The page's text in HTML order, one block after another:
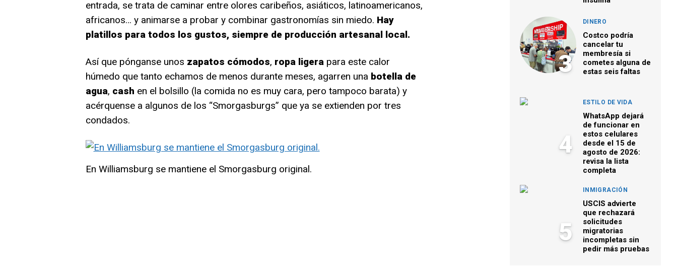
entrada, se trata de caminar entre olores caribeños, asiáticos, latinoamericanos,
africanos… y animarse a probar y combinar gastronomías sin miedo. Hay
platillos para todos los gustos, siempre de producción artesanal local.
Así que pónganse unos zapatos cómodos, ropa ligerapara este calor
húmedo que tanto echamos de menos durante meses, agarren una botella de
agua, cash en el bolsillo (la comida no es muy cara, pero tampoco barata) y
acérquense a algunos de los “Smorgasburgs” que ya se extienden por tres
condados.
En Williamsburg se mantiene el Smorgasburg original.
3
DINERO
Costco podría
cancelar tu
membresía si
cometes alguna de
estas seis faltas
4
ESTILO DE VIDA
WhatsApp dejará
de funcionar en
estos celulares
desde el 15 de
agosto de 2026:
revisa la lista
completa
5
INMIGRACIÓN
USCIS advierte
que rechazará
solicitudes
migratorias
incompletas sin
pedir más pruebas